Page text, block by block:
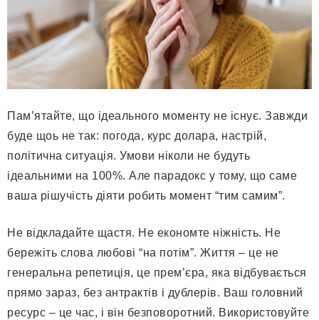
Пам’ятайте, що ідеального моменту не існує. Завжди
буде щоь не так: погода, курс долара, настрій,
політична ситуація. Умови ніколи не будуть
ідеальними на 100%. Але парадокс у тому, що саме
ваша рішучість діяти робить момент “тим самим”.
Не відкладайте щастя. Не економте ніжність. Не
бережіть слова любові “на потім”. Життя – це не
генеральна репетиція, це прем’єра, яка відбувається
прямо зараз, без антрактів і дублерів. Ваш головний
ресурс – це час, і він безповоротний. Використовуйте